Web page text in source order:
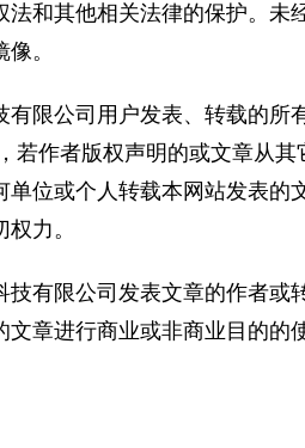
法和其他相关法律的保护。
。
有限公司用户发表、转载的
若作者版权声明的或文章从
单位或个人转载本网站发表
力。
技有限公司发表文章的作者
章进行商业或非商业目的的